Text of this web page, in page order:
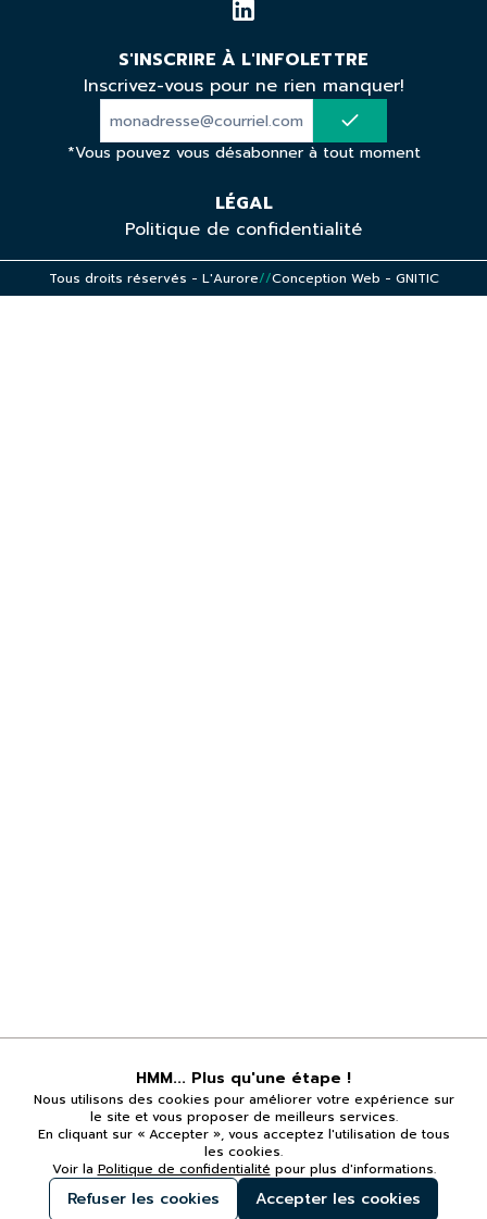
S'INSCRIRE À L'INFOLETTRE
Inscrivez-vous pour ne rien manquer!
*Vous pouvez vous désabonner à tout moment
LÉGAL
Politique de confidentialité
Tous droits réservés - L'Aurore//Conception Web - GNITIC
HMM... Plus qu'une étape !
Nous utilisons des cookies pour améliorer votre expérience sur
le site et vous proposer de meilleurs services.
En cliquant sur « Accepter », vous acceptez l'utilisation de tous
les cookies.
Voir la Politique de confidentialité pour plus d'informations.
Refuser les cookies Accepter les cookies